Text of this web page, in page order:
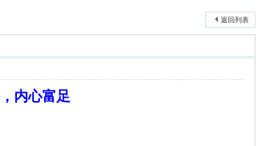
返回列表
内心富足